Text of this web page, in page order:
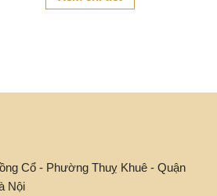
Cổ - Phường Thuỵ Khuê - Quận
Nội